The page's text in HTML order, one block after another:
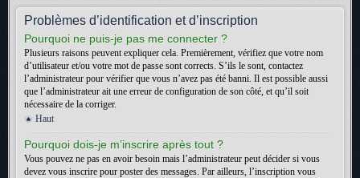
Problèmes d’identification et d’inscription
Pourquoi ne puis-je pas me connecter ?
Plusieurs raisons peuvent expliquer cela. Premièrement, vérifiez que votre nom
d’utilisateur et/ou votre mot de passe sont corrects. S’ils le sont, contactez
l’administrateur pour vérifier que vous n’avez pas été banni. Il est possible aussi
que l’administrateur ait une erreur de configuration de son côté, et qu’il soit
nécessaire de la corriger.
Haut
Pourquoi dois-je m’inscrire après tout ?
Vous pouvez ne pas en avoir besoin mais l’administrateur peut décider si vous
devez vous inscrire pour poster des messages. Par ailleurs, l’inscription vous